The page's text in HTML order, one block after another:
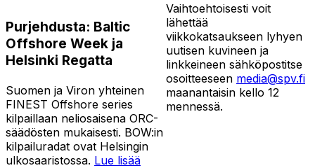
Purjehdusta: Baltic
Offshore Week ja
Helsinki Regatta
Suomen ja Viron yhteinen
FINEST Offshore series
kilpaillaan neliosaisena ORC-
säädösten mukaisesti. BOW:in
kilpailuradat ovat Helsingin
ulkosaaristossa. Lue lisää
Vaihtoehtoisesti voit
lähettää
viikkokatsaukseen lyhyen
uutisen kuvineen ja
linkkeineen sähköpostitse
osoitteeseen media@spv.fi
maanantaisin kello 12
mennessä.